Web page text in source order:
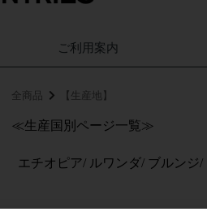
ご利用案内
全商品 【生産地】
≪生産国別ページ一覧≫
エチオピア/ ルワンダ/ ブルンジ/